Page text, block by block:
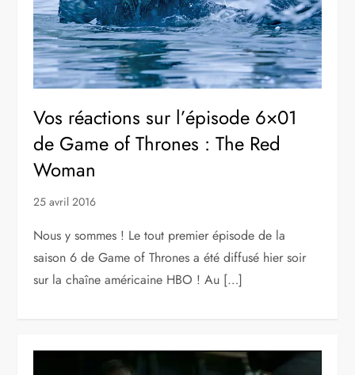
Vos réactions sur l’épisode 6×01
de Game of Thrones : The Red
Woman
25 avril 2016
Nous y sommes ! Le tout premier épisode de la
saison 6 de Game of Thrones a été diffusé hier soir
sur la chaîne américaine HBO ! Au […]